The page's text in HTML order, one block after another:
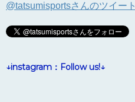
@tatsumisportsさんのツイート
↓instagram：Follow us!↓